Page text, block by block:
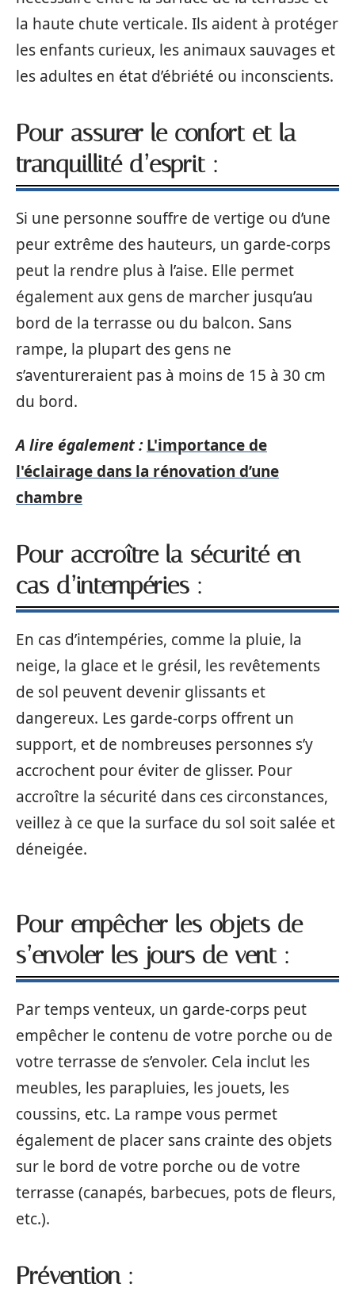
la haute chute verticale. Ils aident à protéger
les enfants curieux, les animaux sauvages et
les adultes en état d’ébriété ou inconscients.
Pour assurer le confort et la
tranquillité d’esprit :
Si une personne souffre de vertige ou d’une
peur extrême des hauteurs, un garde-corps
peut la rendre plus à l’aise. Elle permet
également aux gens de marcher jusqu’au
bord de la terrasse ou du balcon. Sans
rampe, la plupart des gens ne
s’aventureraient pas à moins de 15 à 30 cm
du bord.
A lire également : L'importance de
l'éclairage dans la rénovation d’une
chambre
Pour accroître la sécurité en
cas d’intempéries :
En cas d’intempéries, comme la pluie, la
neige, la glace et le grésil, les revêtements
de sol peuvent devenir glissants et
dangereux. Les garde-corps offrent un
support, et de nombreuses personnes s’y
accrochent pour éviter de glisser. Pour
accroître la sécurité dans ces circonstances,
veillez à ce que la surface du sol soit salée et
déneigée.
Pour empêcher les objets de
s’envoler les jours de vent :
Par temps venteux, un garde-corps peut
empêcher le contenu de votre porche ou de
votre terrasse de s’envoler. Cela inclut les
meubles, les parapluies, les jouets, les
coussins, etc. La rampe vous permet
également de placer sans crainte des objets
sur le bord de votre porche ou de votre
terrasse (canapés, barbecues, pots de fleurs,
etc.).
Prévention :